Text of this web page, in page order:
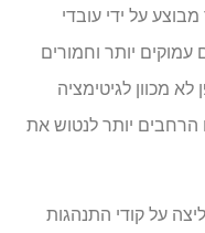
על ידי עובדי
עמוקים יותר וחמורים
מכוון לגיטימציה
הרחבים יותר לנטוש את
על קודי התנהגות